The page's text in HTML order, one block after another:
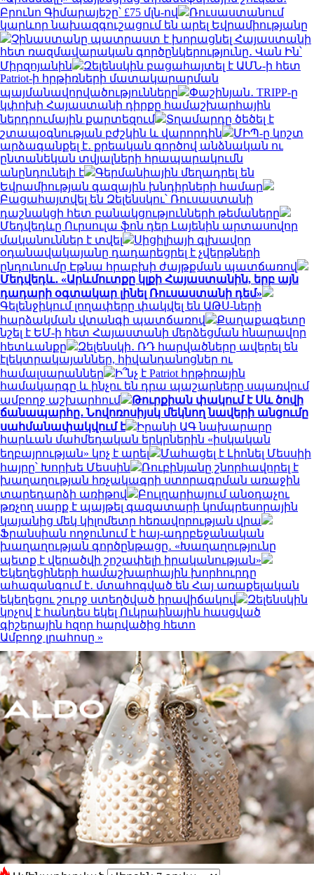
Բրունո Գիմարայեշը՝ £75 մլն-ով
Ռուսաստանում
կարևոր նախազգուշացում են արել Եվրամիությանը
Չինաստանը պատրաստ է խորացնել Հայաստանի
հետ ռազմավարական գործընկերությունը․ Վան Ին՝
Միրզոյանին
Զելենսկին բացահայտել է ԱՄՆ-ի հետ
Patriot-ի հրթիռների մատակարարման
պայմանավորվածությունները
Փաշինյան․ TRIPP-ը
կփոխի Հայաստանի դիրքը համաշխարհային
ներդրումային քարտեզում
Տղամարդը ծեծել է
շտապօգնության բժշկին և վարորդին
ՄԻՊ-ը կոշտ
արձագանքել է․ քրեական գործով անձնական ու
ընտանեկան տվյալների հրապարակումն
անընդունելի է
Գերմանիային մեղադրել են
Եվրամիության գազային խնդիրների համար
Բացահայտվել են Զելենսկու՝ Ռուսաստանի
դաշնակցի հետ բանակցությունների թեմաները
Մեդվեդևը Ուրսուլա ֆոն դեր Լայենին արտասովոր
մականուններ է տվել
Սիցիլիայի գլխավոր
օդանավակայանը դադարեցրել է չվերթների
ընդունումը Էթնա հրաբխի ժայթքման պատճառով
Մեդվեդև․ «Արևմուտքը կլքի Հայաստանին, երբ այն
դադարի օգտակար լինել Ռուսաստանի դեմ»
Գելենջիկում լողափերը փակվել են ԱԹՍ-ների
հարձակման վտանգի պատճառով
Քաղաքագետը
նշել է ԵՄ-ի հետ Հայաստանի մերձեցման հնարավոր
հետևանքը
Զելենսկի․ ՌԴ հարվածները ավերել են
էլեկտրակայաններ, հիվանդանոցներ ու
համալսարաններ
Ի՞նչ է Patriot հրթիռային
համակարգը և ինչու են դրա պաշարները սպառվում
ամբողջ աշխարհում
Թուրքիան փակում է Սև ծովի
ճանապարհը․ Նովոռոսիյսկ մեկնող նավերի անցումը
սահմանափակվում է
Իրանի ԱԳ նախարարը
հարևան մահմեդական երկրներին «իսկական
եղբայրության» կոչ է արել
Մահացել է Լիոնել Մեսսիի
հայրը՝ Խորխե Մեսսին
Ռուբինյանը շնորհավորել է
խաղաղության հռչակագրի ստորագրման առաջին
տարեդարձի առիթով
Բուլղարիայում անօդաչու
թռչող սարք է պայթել գազատարի կոմպրեսորային
կայանից մեկ կիլոմետր հեռավորության վրա
Ֆրանսիան ողջունում է հայ-ադրբեջանական
խաղաղության գործընթացը․ «Խաղաղությունը
պետք է վերածվի շոշափելի իրականության»
Եկեղեցիների համաշխարհային խորհուրդը
ահազանգում է․ մտահոգված են Հայ առաքելական
եկեղեցու շուրջ ստեղծված իրավիճակով
Զելենսկին
կոչով է հանդես եկել Ուկրաինային հասցված
գիշերային հզոր հարվածից հետո
Ամբողջ լրահոսը »